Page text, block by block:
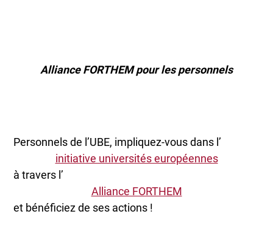
Alliance FORTHEM pour les personnels
Personnels de l’UBE, impliquez-vous dans l’
initiative universités européennes
à travers l’
Alliance FORTHEM
et bénéficiez de ses actions !